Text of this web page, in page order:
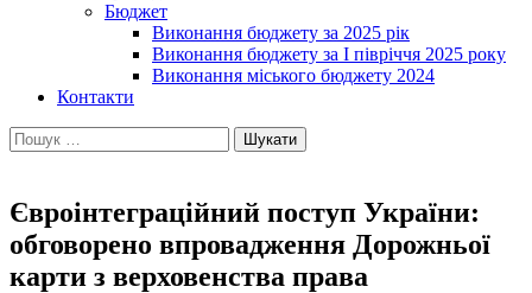
Бюджет
Виконання бюджету за 2025 рік
Виконання бюджету за І півріччя 2025 року
Виконання міського бюджету 2024
Контакти
Пошук:
Євроінтеграційний поступ України:
обговорено впровадження Дорожньої
карти з верховенства права